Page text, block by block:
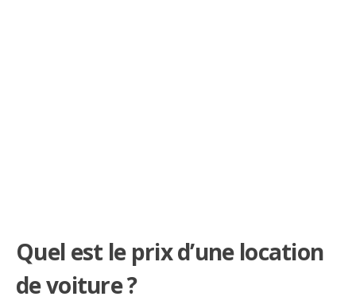
Quel est le prix d’une location
de voiture ?